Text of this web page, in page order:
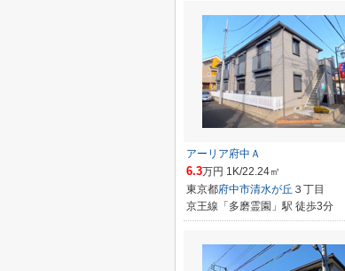
アーリア府中Ａ
6.3万円 1K/22.24㎡
東京都府中市清水が丘 ３丁目
京王線「多磨霊園」駅 徒歩3分